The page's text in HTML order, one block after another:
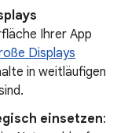
Ihrer App
Displays
in weitläufigen
einsetzen: